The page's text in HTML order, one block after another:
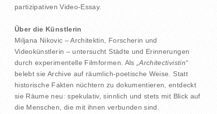
partizipativen Video-Essay.
Über die Künstlerin
Miljana Nikovic – Architektin, Forscherin und
Videokünstlerin – untersucht Städte und Erinnerungen
durch experimentelle Filmformen. Als
„Architectivistin“
belebt sie Archive auf räumlich-poetische Weise. Statt
historische Fakten nüchtern zu dokumentieren, entdeckt
sie Räume neu: spekulativ, sinnlich und stets mit Blick auf
die Menschen, die mit ihnen verbunden sind.